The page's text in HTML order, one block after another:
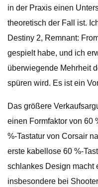
in der Praxis einen
theoretisch der Fall ist.
Destiny 2, Remnant:
gespielt habe, und ich
überwiegende Mehrheit
spüren wird. Es ist ein
Das größere
einen Formfaktor von 60
%-Tastatur von Corsair
erste kabellose 60 %-
schlankes Design macht
insbesondere bei